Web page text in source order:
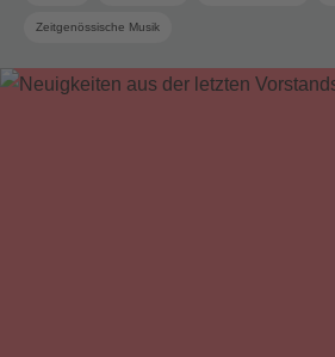
Zeitgenössische Musik